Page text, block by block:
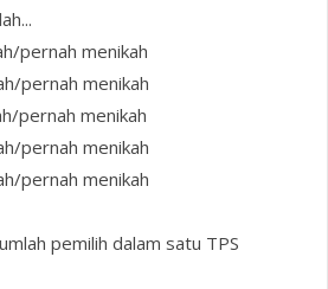
pernah menikah
pernah menikah
pernah menikah
pernah menikah
pernah menikah
pemilih dalam satu TPS